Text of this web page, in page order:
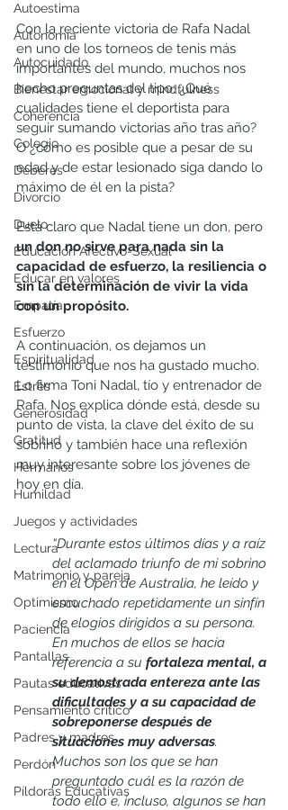
Autoestima
Autonomía
Autocuidado
Bienestar emocional y mindfulness
Coherencia
Colegio
Deberes
Divorcio
Duelo
Educación Afectivo-Sexual
Educar en valores
Empatía
Esfuerzo
Espiritualidad
Estrés
Generosidad
Gratitud
Hermanos
Humildad
Juegos y actividades
Lectura
Matrimonio y pareja
Optimismo
Paciencia
Pantallas
Pautas educativas
Pensamiento crítico
Padres y madres
Perdón
Píldoras Educativas
Con la reciente victoria de Rafa Nadal
en uno de los torneos de tenis más
importantes del mundo, muchos nos
hecho preguntas del tipo: ¿Qué
cualidades tiene el deportista para
seguir sumando victorias año tras año?
O ¿cómo es posible que a pesar de su
edad y de estar lesionado siga dando lo
máximo de él en la pista?
Está claro que Nadal tiene un don, pero
un don no sirve para nada sin la
capacidad de esfuerzo, la resiliencia o
sin la determinación de vivir la vida
con un propósito.
A continuación, os dejamos un
testimonio que nos ha gustado mucho.
Lo firma Toni Nadal, tío y entrenador de
Rafa. Nos explica dónde está, desde su
punto de vista, la clave del éxito de su
sobrino y también hace una reflexión
muy interesante sobre los jóvenes de
hoy en día.
“Durante estos últimos días y a raíz
del aclamado triunfo de mi sobrino
en el Open de Australia, he leído y
escuchado repetidamente un sinfín
de elogios dirigidos a su persona.
En muchos de ellos se hacía
referencia a su fortaleza mental, a
su demostrada entereza ante las
dificultades y a su capacidad de
sobreponerse después de
situaciones muy adversas.
Muchos son los que se han
preguntado cuál es la razón de
todo ello e, incluso, algunos se han